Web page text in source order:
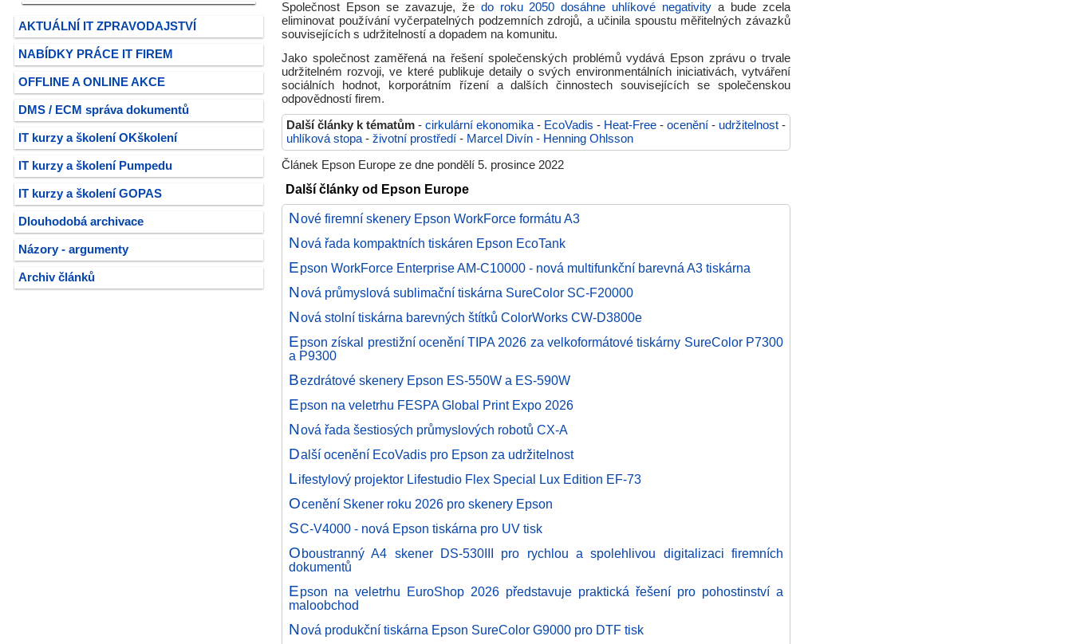
AKTUÁLNÍ IT ZPRAVODAJSTVÍ
NABÍDKY PRÁCE IT FIREM
OFFLINE A ONLINE AKCE
DMS / ECM správa dokumentů
IT kurzy a školení OKškolení
IT kurzy a školení Pumpedu
IT kurzy a školení GOPAS
Dlouhodobá archivace
Názory - argumenty
Archiv článků
Společnost Epson se zavazuje, že do roku 2050 dosáhne uhlíkové negativity a bude zcela
eliminovat používání vyčerpatelných podzemních zdrojů, a učinila spoustu měřitelných závazků
souvisejících s udržitelností a dopadem na komunitu.
Jako společnost zaměřená na řešení společenských problémů vydává Epson zprávu o trvale
udržitelném rozvoji, ve které publikuje detaily o svých environmentálních iniciativách, vytváření
sociálních hodnot, korporátním řízení a dalších činnostech souvisejících se společenskou
odpovědností firem.
Další články k tématům - cirkulární ekonomika - EcoVadis - Heat-Free - ocenění - udržitelnost -
uhlíková stopa - životní prostředí - Marcel Divín - Henning Ohlsson
Článek Epson Europe ze dne pondělí 5. prosince 2022
Další články od Epson Europe
Nové firemní skenery Epson WorkForce formátu A3
Nová řada kompaktních tiskáren Epson EcoTank
Epson WorkForce Enterprise AM-C10000 - nová multifunkční barevná A3 tiskárna
Nová průmyslová sublimační tiskárna SureColor SC-F20000
Nová stolní tiskárna barevných štítků ColorWorks CW-D3800e
Epson získal prestižní ocenění TIPA 2026 za velkoformátové tiskárny SureColor P7300
a P9300
Bezdrátové skenery Epson ES-550W a ES-590W
Epson na veletrhu FESPA Global Print Expo 2026
Nová řada šestiosých průmyslových robotů CX-A
Další ocenění EcoVadis pro Epson za udržitelnost
Lifestylový projektor Lifestudio Flex Special Lux Edition EF-73
Ocenění Skener roku 2026 pro skenery Epson
SC-V4000 - nová Epson tiskárna pro UV tisk
Oboustranný A4 skener DS-530III pro rychlou a spolehlivou digitalizaci firemních
dokumentů
Epson na veletrhu EuroShop 2026 představuje praktická řešení pro pohostinství a
maloobchod
Nová produkční tiskárna Epson SureColor G9000 pro DTF tisk